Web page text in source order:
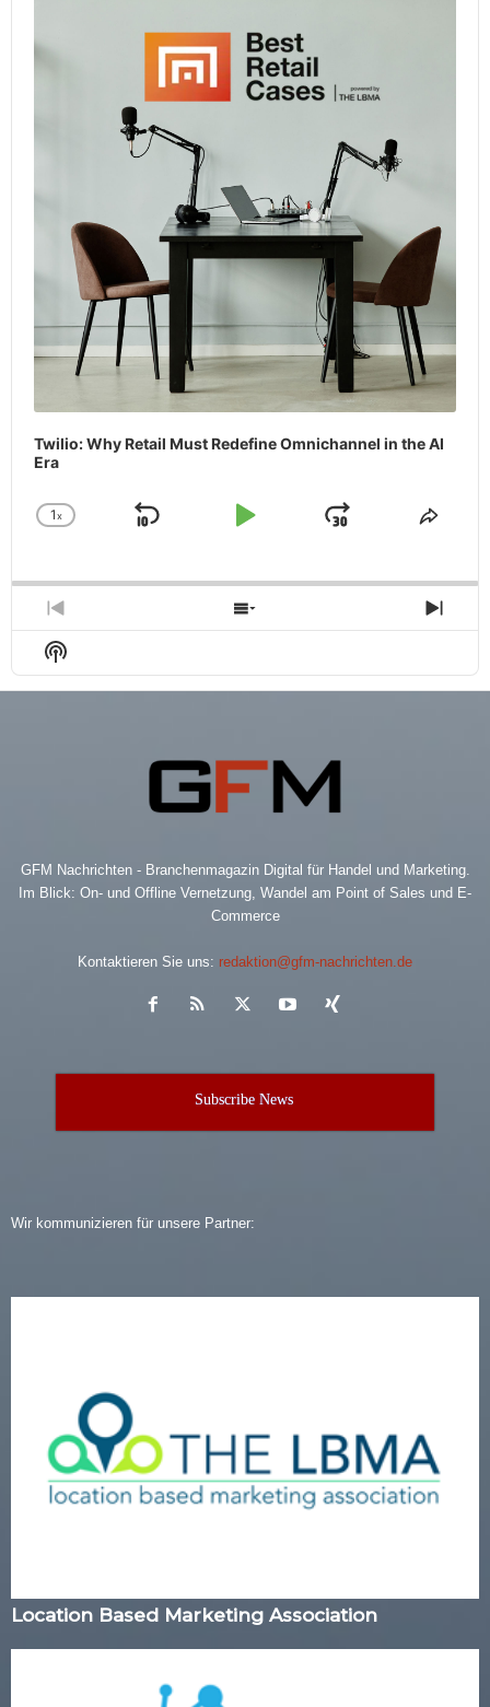
Twilio: Why Retail Must Redefine Omnichannel in the AI
Era
Change
1x
Skip
Play
Jump
Share
Previous
Episode
Show
Episodes
Next
Show
Podcast
Information
GFM Nachrichten - Branchenmagazin Digital für Handel und Marketing.
Im Blick: On- und Offline Vernetzung, Wandel am Point of Sales und E-
Commerce
Kontaktieren Sie uns: redaktion@gfm-nachrichten.de
Subscribe News
Wir kommunizieren für unsere Partner:
Location Based Marketing Association